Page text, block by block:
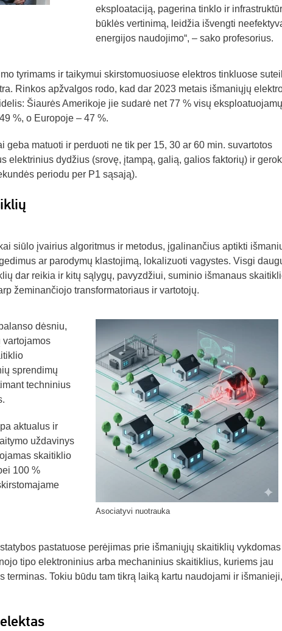
eksploataciją, pagerina tinklo ir
būklės vertinimą, leidžia išvengti
energijos naudojimo“, – sako profesorius.
tyrimams ir taikymui skirstomuosiuose elektros tinkluose
Rinkos apžvalgos rodo, kad dar 2023 metais išmaniųjų
Šiaurės Amerikoje jie sudarė net 77 % visų eksploatuojamų
%, o Europoje – 47 %.
matuoti ir perduoti ne tik per 15, 30 ar 60 min. suvartotos
elektrinius dydžius (srovę, įtampą, galią, galios faktorių) ir
periodu per P1 sąsają).
siūlo įvairius algoritmus ir metodus, įgalinančius aptikti
ar parodymų klastojimą, lokalizuoti vagystes. Visgi
dar reikia ir kitų sąlygų, pavyzdžiui, suminio išmanaus
žeminančiojo transformatoriaus ir vartotojų.
dėsniu,
vartojamos
sprendimų
techninius
aktualus ir
uždavinys
skaitiklio
100 %
Asociatyvi nuotrauka
pastatuose perėjimas prie išmaniųjų skaitiklių vykdomas
tipo elektroninius arba mechaninius skaitiklius, kuriems jau
terminas. Tokiu būdu tam tikrą laiką kartu naudojami ir